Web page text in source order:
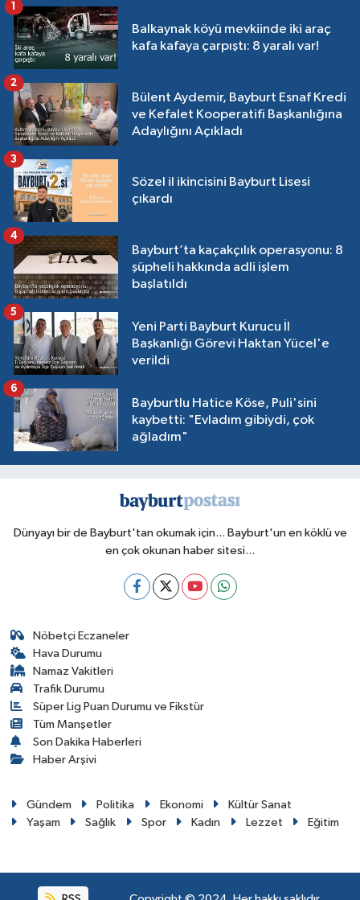
Balkaynak köyü mevkiinde iki araç
kafa kafaya çarpıştı: 8 yaralı var!
1
Bülent Aydemir, Bayburt Esnaf Kredi
ve Kefalet Kooperatifi Başkanlığına
Adaylığını Açıkladı
2
Sözel il ikincisini Bayburt Lisesi
çıkardı
3
Bayburt’ta kaçakçılık operasyonu: 8
şüpheli hakkında adli işlem
başlatıldı
4
Yeni Parti Bayburt Kurucu İl
Başkanlığı Görevi Haktan Yücel'e
verildi
5
Bayburtlu Hatice Köse, Puli'sini
kaybetti: "Evladım gibiydi, çok
ağladım"
6
Dünyayı bir de Bayburt'tan okumak için... Bayburt'un en köklü ve
en çok okunan haber sitesi...
Nöbetçi Eczaneler
Hava Durumu
Namaz Vakitleri
Trafik Durumu
Süper Lig Puan Durumu ve Fikstür
Tüm Manşetler
Son Dakika Haberleri
Haber Arşivi
Gündem Politika Ekonomi
Kültür Sanat
Yaşam
Sağlık Spor Kadın Lezzet Eğitim